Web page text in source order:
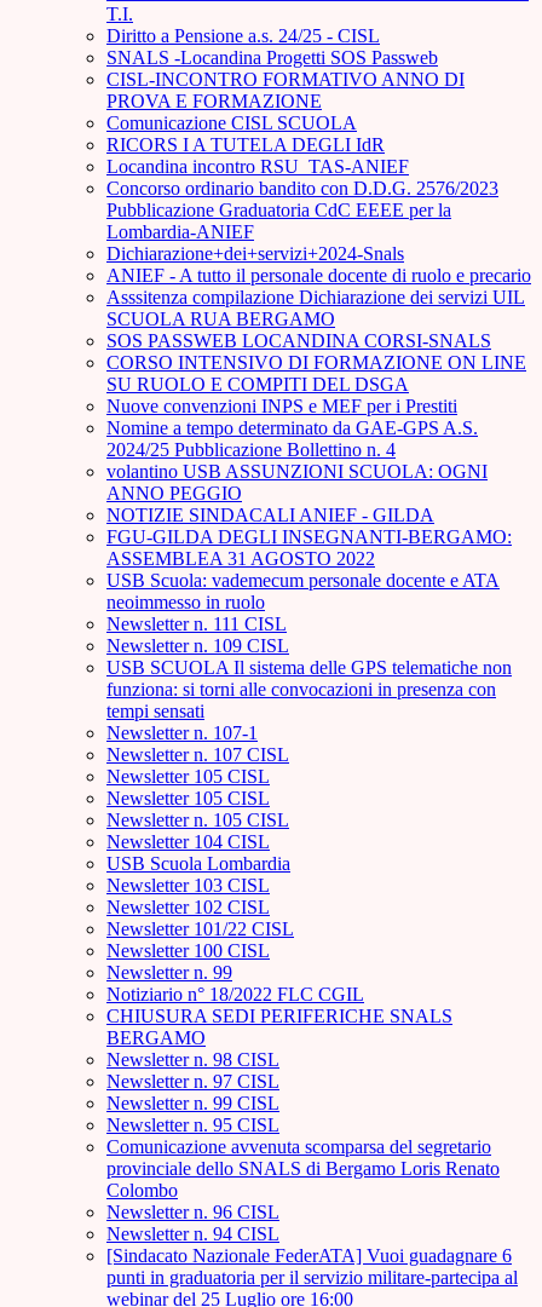
T.I.
Diritto a Pensione a.s. 24/25 - CISL
SNALS -Locandina Progetti SOS Passweb
CISL-INCONTRO FORMATIVO ANNO DI
PROVA E FORMAZIONE
Comunicazione CISL SCUOLA
RICORS I A TUTELA DEGLI IdR
Locandina incontro RSU_TAS-ANIEF
Concorso ordinario bandito con D.D.G. 2576/2023
Pubblicazione Graduatoria CdC EEEE per la
Lombardia-ANIEF
Dichiarazione+dei+servizi+2024-Snals
ANIEF - A tutto il personale docente di ruolo e precario
Asssitenza compilazione Dichiarazione dei servizi UIL
SCUOLA RUA BERGAMO
SOS PASSWEB LOCANDINA CORSI-SNALS
CORSO INTENSIVO DI FORMAZIONE ON LINE
SU RUOLO E COMPITI DEL DSGA
Nuove convenzioni INPS e MEF per i Prestiti
Nomine a tempo determinato da GAE-GPS A.S.
2024/25 Pubblicazione Bollettino n. 4
volantino USB ASSUNZIONI SCUOLA: OGNI
ANNO PEGGIO
NOTIZIE SINDACALI ANIEF - GILDA
FGU-GILDA DEGLI INSEGNANTI-BERGAMO:
ASSEMBLEA 31 AGOSTO 2022
USB Scuola: vademecum personale docente e ATA
neoimmesso in ruolo
Newsletter n. 111 CISL
Newsletter n. 109 CISL
USB SCUOLA Il sistema delle GPS telematiche non
funziona: si torni alle convocazioni in presenza con
tempi sensati
Newsletter n. 107-1
Newsletter n. 107 CISL
Newsletter 105 CISL
Newsletter 105 CISL
Newsletter n. 105 CISL
Newsletter 104 CISL
USB Scuola Lombardia
Newsletter 103 CISL
Newsletter 102 CISL
Newsletter 101/22 CISL
Newsletter 100 CISL
Newsletter n. 99
Notiziario n° 18/2022 FLC CGIL
CHIUSURA SEDI PERIFERICHE SNALS
BERGAMO
Newsletter n. 98 CISL
Newsletter n. 97 CISL
Newsletter n. 99 CISL
Newsletter n. 95 CISL
Comunicazione avvenuta scomparsa del segretario
provinciale dello SNALS di Bergamo Loris Renato
Colombo
Newsletter n. 96 CISL
Newsletter n. 94 CISL
[Sindacato Nazionale FederATA] Vuoi guadagnare 6
punti in graduatoria per il servizio militare-partecipa al
webinar del 25 Luglio ore 16:00